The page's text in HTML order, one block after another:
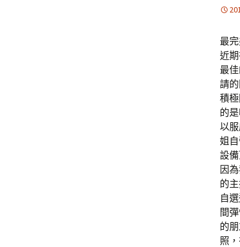
最
近
最
請
積
的
以
姐
設
因
的
自
間
的
照